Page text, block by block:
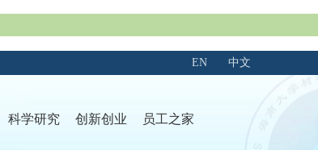
中文
EN
科学研究 创新创业 员工之家